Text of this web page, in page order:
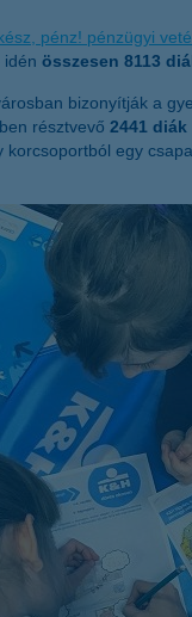
pénz! pénzügyi
idén összesen 8113
bizonyítják a
résztvevő 2441
egy